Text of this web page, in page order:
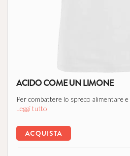
ACIDO COME UN LIMONE
Per combattere lo spreco alimentare
Leggi tutto
ACQUISTA